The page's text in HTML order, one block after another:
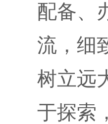
配备、
流，细
树立远
于探索